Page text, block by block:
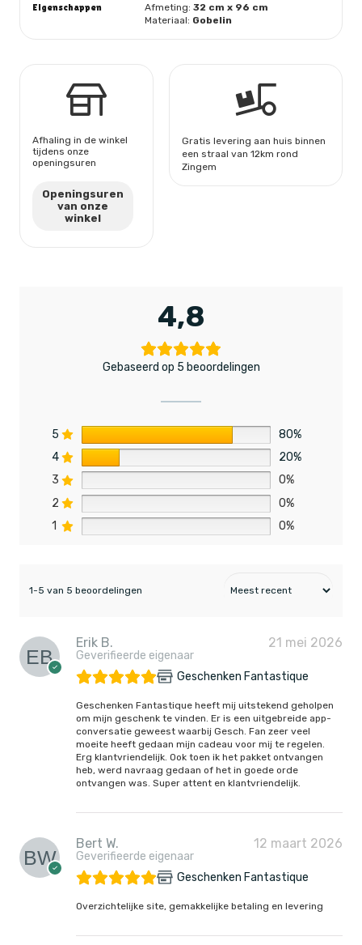
Eigenschappen Afmeting:32 cm x 96 cm
Materiaal: Gobelin
Afhaling in de winkel
tijdens onze
openingsuren
Openingsuren
van onze
winkel
Gratis levering aan huis binnen
een straal van 12km rond
Zingem
4,8
Gebaseerd op 5 beoordelingen
5
80%
4
20%
3
0%
2
0%
1
0%
1-5 van 5 beoordelingen
Erik B.
Geverifieerde eigenaar
21 mei 2026
Geschenken Fantastique
Geschenken Fantastique heeft mij uitstekend geholpen
om mijn geschenk te vinden. Er is een uitgebreide app-
conversatie geweest waarbij Gesch. Fan zeer veel
moeite heeft gedaan mijn cadeau voor mij te regelen.
Erg klantvriendelijk. Ook toen ik het pakket ontvangen
heb, werd navraag gedaan of het in goede orde
ontvangen was. Super attent en klantvriendelijk.
Bert W.
Geverifieerde eigenaar
12 maart 2026
Geschenken Fantastique
Overzichtelijke site, gemakkelijke betaling en levering